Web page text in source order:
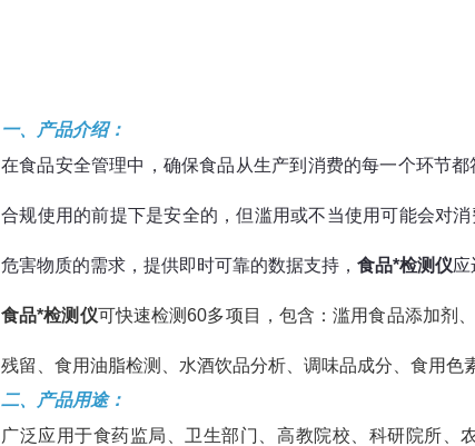
一、产品介绍：
在食品安全管理中，确保食品从生产到消费的每一个环节
合规使用的前提下是安全的，但滥用或不当使用可能会对
危害物质的需求，提供即时可靠的数据支持， 食品*检测仪应
食品*检测仪可快速检测60多项目，包含：滥用食品添加剂
残留、食用油脂检测、水酒饮品分析、调味品成分、食用色
二、产品用途：
广泛应用于食药监局、卫生部门、高教院校、科研院所